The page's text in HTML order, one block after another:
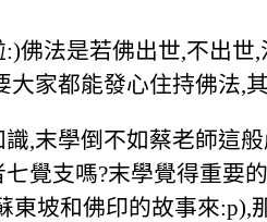
佛法是若佛出世,不出
大家都能發心住持佛法,
,末學倒不如蔡老師這
覺支嗎?末學覺得重要
東坡和佛印的故事來:p),